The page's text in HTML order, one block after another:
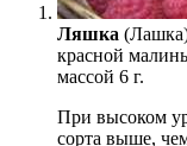
Ляшка
красной
массой 6 г.
При высоком
сорта выше,